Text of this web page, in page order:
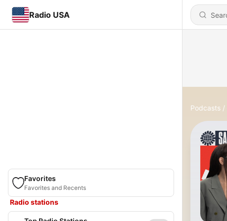
Radio USA
Favorites
Favorites and Recents
Radio stations
Podcasts